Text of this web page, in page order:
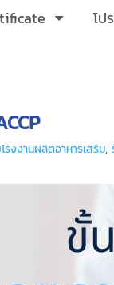
โป
รงงานผลิตอาหารเสริม,